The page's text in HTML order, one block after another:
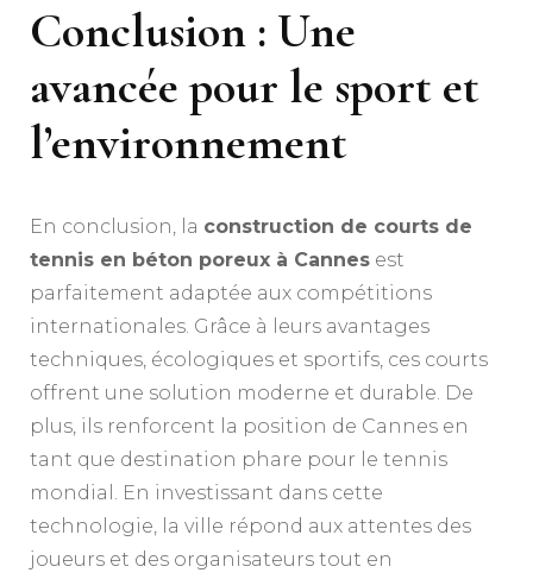
Conclusion : Une
avancée pour le sport et
l’environnement
En conclusion, la construction de courts de
tennis en béton poreux à Cannes est
parfaitement adaptée aux compétitions
internationales. Grâce à leurs avantages
techniques, écologiques et sportifs, ces courts
offrent une solution moderne et durable. De
plus, ils renforcent la position de Cannes en
tant que destination phare pour le tennis
mondial. En investissant dans cette
technologie, la ville répond aux attentes des
joueurs et des organisateurs tout en